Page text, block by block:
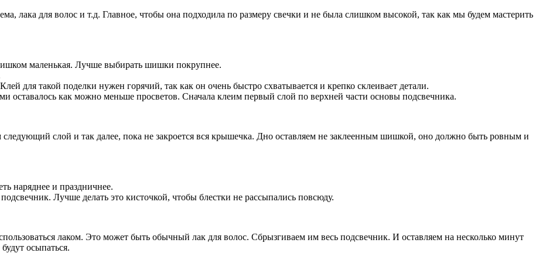
лака для волос и т.д. Главное, чтобы она подходила по размеру свечки и не была слишком высокой, так как мы будем мастерить
маленькая. Лучше выбирать шишки покрупнее.
для такой поделки нужен горячий, так как он очень быстро схватывается и крепко склеивает детали.
оставалось как можно меньше просветов. Сначала клеим первый слой по верхней части основы подсвечника.
слой и так далее, пока не закроется вся крышечка. Дно оставляем не заклеенным шишкой, оно должно быть ровным и
наряднее и праздничнее.
Лучше делать это кисточкой, чтобы блестки не рассыпались повсюду.
лаком. Это может быть обычный лак для волос. Сбрызгиваем им весь подсвечник. И оставляем на несколько минут
осыпаться.